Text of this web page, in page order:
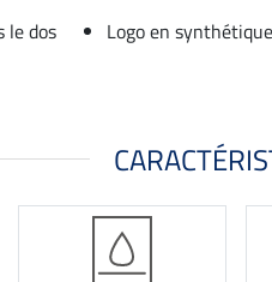
le dos
Logo en synthétique